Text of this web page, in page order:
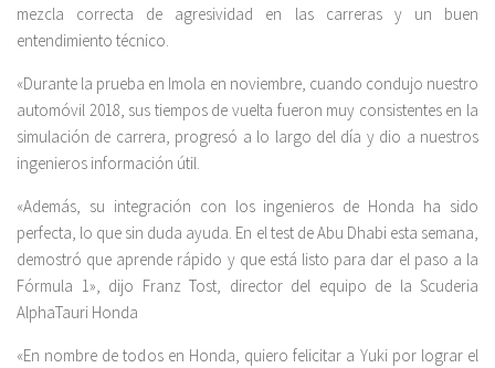
mezcla correcta de agresividad en las carreras y un buen
entendimiento técnico.
«Durante la prueba en Imola en noviembre, cuando condujo nuestro
automóvil 2018, sus tiempos de vuelta fueron muy consistentes en la
simulación de carrera, progresó a lo largo del día y dio a nuestros
ingenieros información útil.
«Además, su integración con los ingenieros de Honda ha sido
perfecta, lo que sin duda ayuda. En el test de Abu Dhabi esta semana,
demostró que aprende rápido y que está listo para dar el paso a la
Fórmula 1», dijo Franz Tost, director del equipo de la Scuderia
AlphaTauri Honda
«En nombre de todos en Honda, quiero felicitar a Yuki por lograr el